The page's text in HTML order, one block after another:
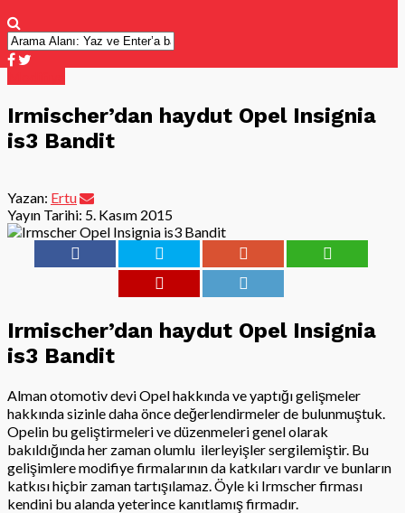
Irmischer’dan haydut Opel Insignia
is3 Bandit
Yazan: Ertu
Yayın Tarihi: 5. Kasım 2015
Irmischer’dan haydut Opel Insignia
is3 Bandit
Alman otomotiv devi Opel hakkında ve yaptığı gelişmeler
hakkında sizinle daha önce değerlendirmeler de bulunmuştuk.
Opelin bu geliştirmeleri ve düzenmeleri genel olarak
bakıldığında her zaman olumlu ilerleyişler sergilemiştir. Bu
gelişimlere modifiye firmalarının da katkıları vardır ve bunların
katkısı hiçbir zaman tartışılamaz. Öyle ki Irmscher firması
kendini bu alanda yeterince kanıtlamış firmadır.